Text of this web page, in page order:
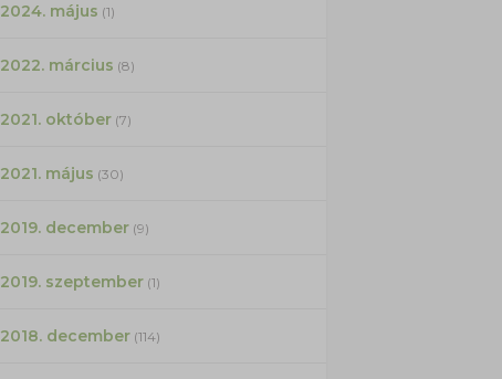
2024. május (1)
2022. március (8)
2021. október(7)
2021. május (30)
2019. december(9)
2019. szeptember(1)
2018. december(114)